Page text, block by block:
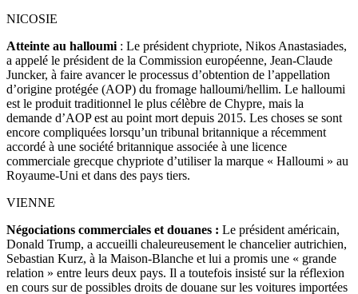
NICOSIE
Atteinte au halloumi : Le président chypriote, Nikos Anastasiades,
a appelé le président de la Commission européenne, Jean-Claude
Juncker, à faire avancer le processus d’obtention de l’appellation
d’origine protégée (AOP) du fromage halloumi/hellim. Le halloumi
est le produit traditionnel le plus célèbre de Chypre, mais la
demande d’AOP est au point mort depuis 2015. Les choses se sont
encore compliquées lorsqu’un tribunal britannique a récemment
accordé à une société britannique associée à une licence
commerciale grecque chypriote d’utiliser la marque « Halloumi » au
Royaume-Uni et dans des pays tiers.
VIENNE
Négociations commerciales et douanes : Le président américain,
Donald Trump, a accueilli chaleureusement le chancelier autrichien,
Sebastian Kurz, à la Maison-Blanche et lui a promis une « grande
relation » entre leurs deux pays. Il a toutefois insisté sur la réflexion
en cours sur de possibles droits de douane sur les voitures importées